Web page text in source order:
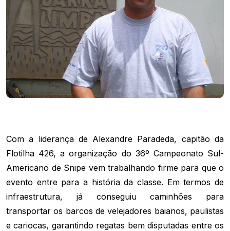
Com a liderança de Alexandre Paradeda, capitão da
Flotilha 426, a organização do 36º Campeonato Sul-
Americano de Snipe vem trabalhando firme para que o
evento entre para a história da classe. Em termos de
infraestrutura, já conseguiu caminhões para
transportar os barcos de velejadores baianos, paulistas
e cariocas, garantindo regatas bem disputadas entre os